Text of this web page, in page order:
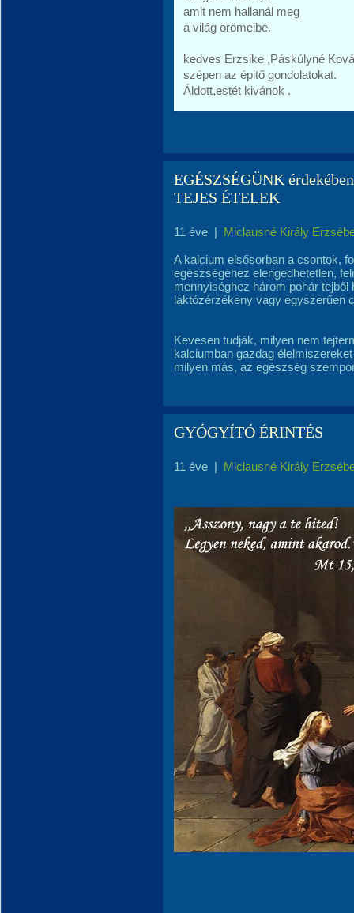
amit nem hallanál meg
a világ örömeibe.
kedves Erzsike ,Páskúlyné
szépen az épitő gondolatokat.
Áldott,estét kivánok .
EGÉSZSÉGÜNK
TEJES ÉTELEK
11 éve | Miclausné Király
A kalcium elsősorban a csontok,
egészségéhez elengedhetetlen,
mennyiséghez három pohár
laktózérzékeny vagy egyszerűen
Kevesen tudják, milyen nem
kalciumban gazdag
milyen más, az egészség
GYÓGYÍTÓ ÉRINTÉS
11 éve | Miclausné Király